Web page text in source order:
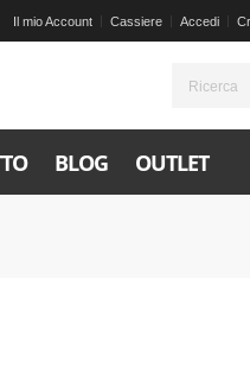
Il mio Account Cassiere Accedi
BLOG OUTLET